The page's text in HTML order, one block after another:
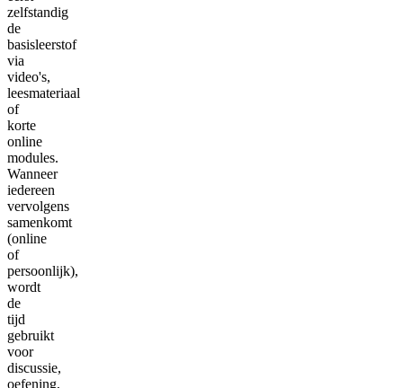
zelfstandig
de
basisleerstof
via
video's,
leesmateriaal
of
korte
online
modules.
Wanneer
iedereen
vervolgens
samenkomt
(online
of
persoonlijk),
wordt
de
tijd
gebruikt
voor
discussie,
oefening,